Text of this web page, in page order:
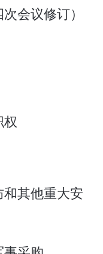
会议修订）
其他重大安